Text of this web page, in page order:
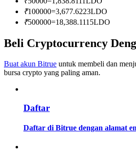
Memandu
₹100000=3,677.6223LDO
₹500000=18,388.1115LDO
Beli Cryptocurrency
Buat akun Bitrue untuk membeli dan
bursa crypto yang paling aman.
Daftar
Daftar di Bitrue dengan alamat